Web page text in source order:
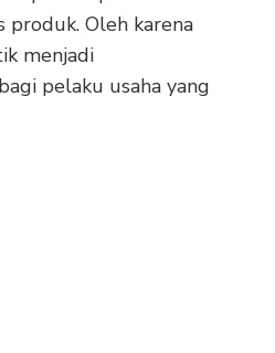
produk. Oleh karena
menjadi
pelaku usaha yang